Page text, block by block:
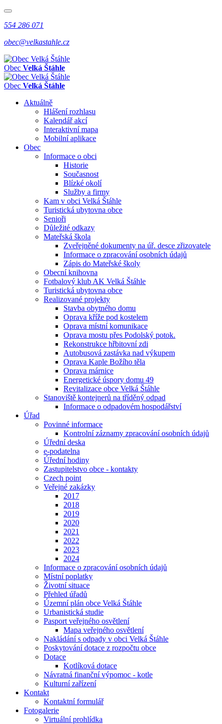
554 286 071
obec@velkastahle.cz
Obec Velká Štáhle
Obec Velká Štáhle
Aktuálně
Hlášení rozhlasu
Kalendář akcí
Interaktivní mapa
Mobilní aplikace
Obec
Informace o obci
Historie
Současnost
Blízké okolí
Služby a firmy
Kam v obci Velká Štáhle
Turistická ubytovna obce
Senioři
Důležité odkazy
Mateřská škola
Zveřejněné dokumenty na úř. desce zřizovatele
Informace o zpracování osobních údajů
Zápis do Mateřské školy
Obecní knihovna
Fotbalový klub AK Velká Štáhle
Turistická ubytovna obce
Realizované projekty
Stavba obytného domu
Oprava kříže pod kostelem
Oprava místní komunikace
Oprava mostu přes Podolský potok.
Rekonstrukce hřbitovní zdi
Autobusová zastávka nad výkupem
Oprava Kaple Božího těla
Oprava márnice
Energetické úspory domu 49
Revitalizace obce Velká Štáhle
Stanoviště kontejnerů na tříděný odpad
Informace o odpadovém hospodářství
Úřad
Povinné informace
Kontrolní záznamy zpracování osobních údajů
Úřední deska
e-podatelna
Úřední hodiny
Zastupitelstvo obce - kontakty
Czech point
Veřejné zakázky
2017
2018
2019
2020
2021
2022
2023
2024
Informace o zpracování osobních údajů
Místní poplatky
Životní situace
Přehled úřadů
Územní plán obce Velká Štáhle
Urbanistická studie
Pasport veřejného osvětlení
Mapa veřejného osvětlení
Nakládání s odpady v obci Velká Štáhle
Poskytování dotace z rozpočtu obce
Dotace
Kotlíková dotace
Návratná finanční výpomoc - kotle
Kulturní zařízení
Kontakt
Kontaktní formulář
Fotogalerie
Virtuální prohlídka